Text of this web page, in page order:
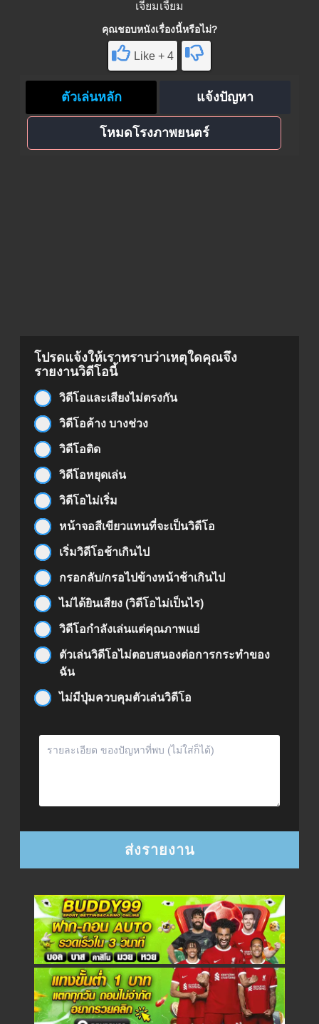
เจี๋ยมเจี้ยม
คุณชอบหนังเรื่องนี้หรือไม่?
Like + 4
ตัวเล่นหลัก แจ้งปัญหา
โหมดโรงภาพยนตร์
โปรดแจ้งให้เราทราบว่าเหตุใดคุณจึง
รายงานวิดีโอนี้
วิดีโอและเสียงไม่ตรงกัน
วิดีโอค้าง บางช่วง
วิดีโอติด
วิดีโอหยุดเล่น
วิดีโอไม่เริ่ม
หน้าจอสีเขียวแทนที่จะเป็นวิดีโอ
เริ่มวิดีโอช้าเกินไป
กรอกลับ/กรอไปข้างหน้าช้าเกินไป
ไม่ได้ยินเสียง (วิดีโอไม่เป็นไร)
วิดีโอกำลังเล่นแต่คุณภาพแย่
ตัวเล่นวิดีโอไม่ตอบสนองต่อการกระทำของ
ฉัน
ไม่มีปุ่มควบคุมตัวเล่นวิดีโอ